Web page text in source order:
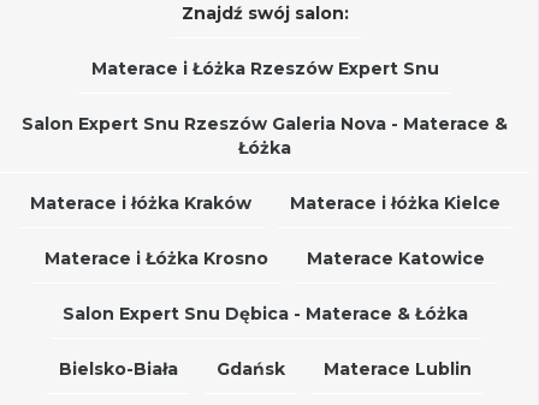
Znajdź swój salon:
Materace i Łóżka Rzeszów Expert Snu
Salon Expert Snu Rzeszów Galeria Nova - Materace &
Łóżka
Materace i łóżka Kraków Materace i łóżka Kielce
Materace i Łóżka Krosno Materace Katowice
Salon Expert Snu Dębica - Materace & Łóżka
Bielsko-Biała Gdańsk Materace Lublin